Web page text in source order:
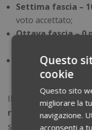
Settima fascia –
voto accettato;
Ottava fascia – 0
Nona fascia – 0
gestiti o CFU
Il bonus premia chi
rifiuti o li reintegra
studenti con crediti
Questo
cookie
Questo sito
migliorare la
navigazione.
acconsenti a